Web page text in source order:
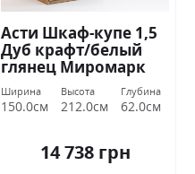
Асти Шкаф-купе 1,5
Дуб крафт/белый
глянец Миромарк
Ширина
150.0см
Высота
212.0см
Глубина
62.0см
14 738 грн